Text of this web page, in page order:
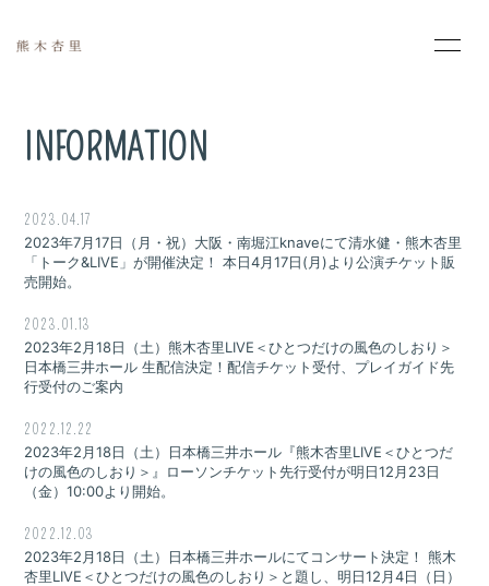
PROFILE
PHOTO
DISCOGRAPHY
会員登録 ログイン
INFORMATION
2023.04.17
2023年7月17日（月・祝）大阪・南堀江knaveにて清水健・熊木杏里
「トーク&LIVE」が開催決定！ 本日4月17日(月)より公演チケット販
売開始。
2023.01.13
2023年2月18日（土）熊木杏里LIVE＜ひとつだけの風色のしおり＞
日本橋三井ホール 生配信決定！配信チケット受付、プレイガイド先
行受付のご案内
2022.12.22
2023年2月18日（土）日本橋三井ホール『熊木杏里LIVE＜ひとつだ
けの風色のしおり＞』ローソンチケット先行受付が明日12月23日
（金）10:00より開始。
2022.12.03
2023年2月18日（土）日本橋三井ホールにてコンサート決定！ 熊木
杏里LIVE＜ひとつだけの風色のしおり＞と題し、明日12月4日（日）